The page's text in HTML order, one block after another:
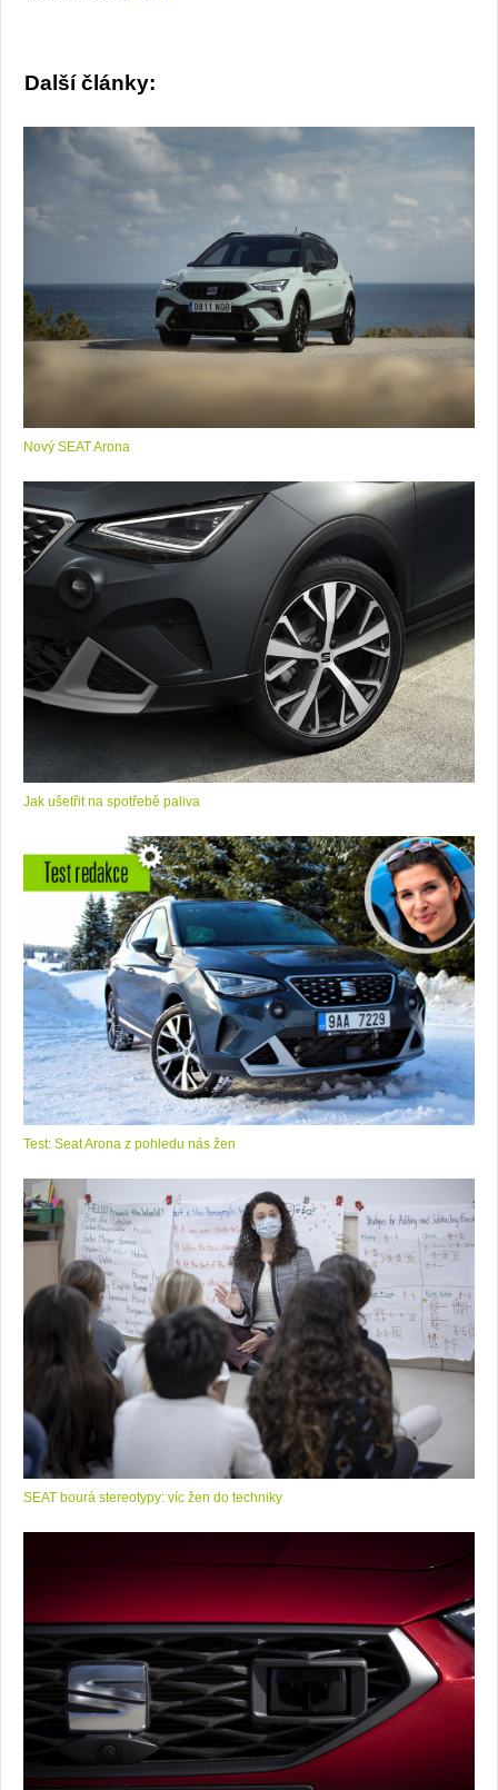
Další články:
Nový SEAT Arona
Jak ušetřit na spotřebě paliva
Test: Seat Arona z pohledu nás žen
SEAT bourá stereotypy: víc žen do techniky